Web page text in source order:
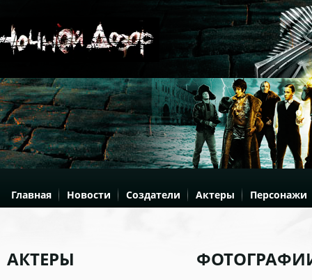
Главная Новости Создатели Актеры Персонажи
АКТЕРЫ